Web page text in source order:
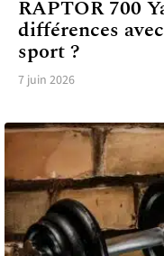
RAPTOR 700
différences
sport ?
7 juin 2026